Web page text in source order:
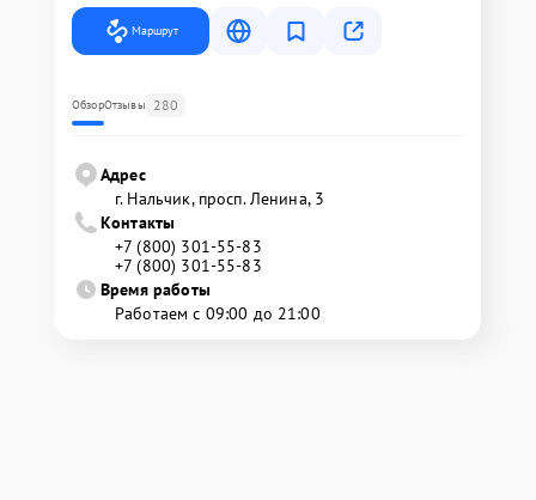
Маршрут
ОбзорОтзывы 280
Адрес
г. Нальчик, просп. Ленина, 3
Контакты
+7 (800) 301-55-83
+7 (800) 301-55-83
Время работы
Работаем с 09:00 до 21:00